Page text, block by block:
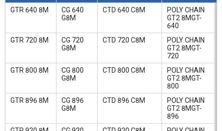
GTR 640 8M
CG 640
G8M
CTD 640 C8M
POLY CHAIN
GT2 8MGT-
640
GTR 720 8M
CG 720
G8M
CTD 720 C8M
POLY CHAIN
GT2 8MGT-
720
GTR 800 8M
CG 800
G8M
CTD 800 C8M
POLY CHAIN
GT2 8MGT-
800
GTR 896 8M
CG 896
G8M
CTD 896 C8M
POLY CHAIN
GT2 8MGT-
896